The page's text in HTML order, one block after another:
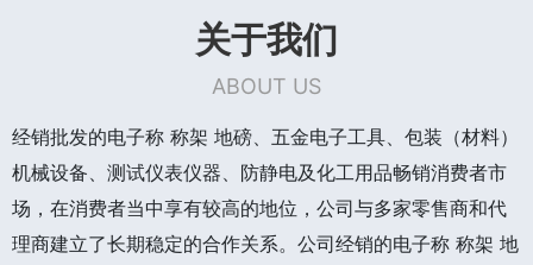
关于我们
ABOUT US
经销批发的电子称 称架 地磅、五金电子工具、包装（材料）
机械设备、测试仪表仪器、防静电及化工用品畅销消费者市
场，在消费者当中享有较高的地位，公司与多家零售商和代
理商建立了长期稳定的合作关系。公司经销的电子称 称架 地